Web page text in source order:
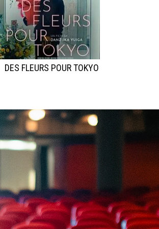
DES FLEURS POUR TOKYO